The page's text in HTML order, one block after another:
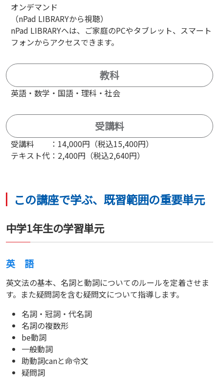
オンデマンド
（nPad LIBRARYから視聴）
nPad LIBRARYへは、ご家庭のPCやタブレット、スマート
フォンからアクセスできます。
教科
英語・数学・国語・理科・社会
受講料
受講料 ：14,000円（税込15,400円）
テキスト代：2,400円（税込2,640円）
この講座で学ぶ、既習範囲の重要単元
中学1年生の学習単元
英 語
英文法の基本、名詞と動詞についてのルールを定着させま
す。また疑問詞を含む疑問文について指導します。
名詞・冠詞・代名詞
名詞の複数形
be動詞
一般動詞
助動詞canと命令文
疑問詞